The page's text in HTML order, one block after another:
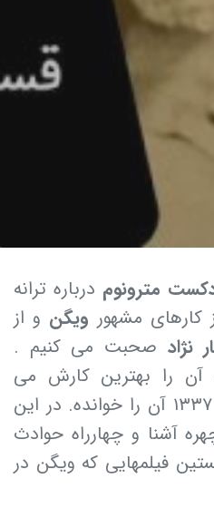
مترونوم درباره ترانه
کارهای مشهور ویگن و از
نژاد صحبت می کنیم .
آن را بهترین کارش می
دانست و ویگن در سال ۱۳۳۷ آن را خوانده. در این
آشنا و چهارراه حوادث
فیلمهایی که ویگن در